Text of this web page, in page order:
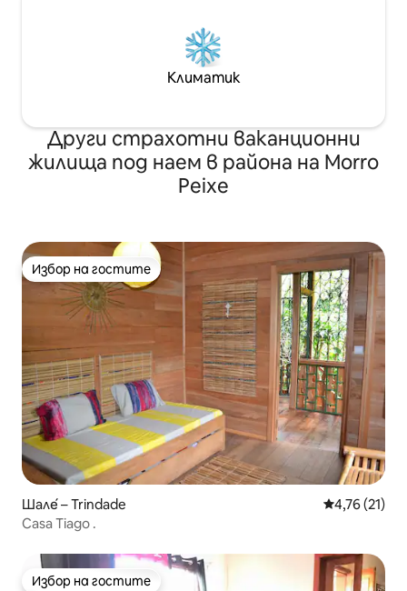
Климатик
Други страхотни ваканционни
жилища под наем в района на Morro
Peixe
Избор на гостите
Избор на гостите
Шале́ – Trindade Средна
4,76 (21)
Casa Tiago .
Избор на гостите